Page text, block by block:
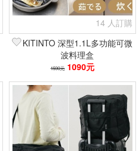
14 人訂購
KITINTO 深型1.1L多功能可微
波料理盒
1590元 1090元